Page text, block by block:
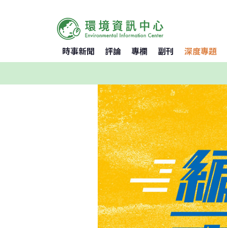
時事新聞 評論 專欄 副刊 深度專題